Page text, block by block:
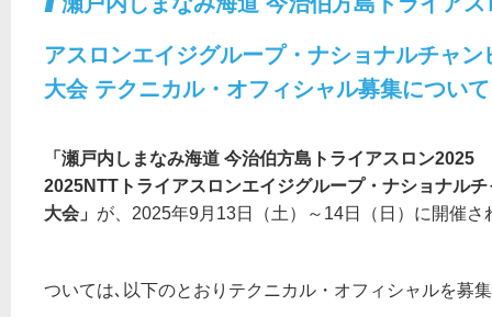
アスロンエイジグループ・ナショナルチャ
大会 テクニカル・オフィシャル募集について
「瀬戸内しまなみ海道 今治伯方島トライアスロン2025
2025NTTトライアスロンエイジグループ・ナショナル
大会 」 が、2025年9月13日（土）～14日（日）に開催さ
ついては､以下のとおりテクニカル・オフィシャルを募